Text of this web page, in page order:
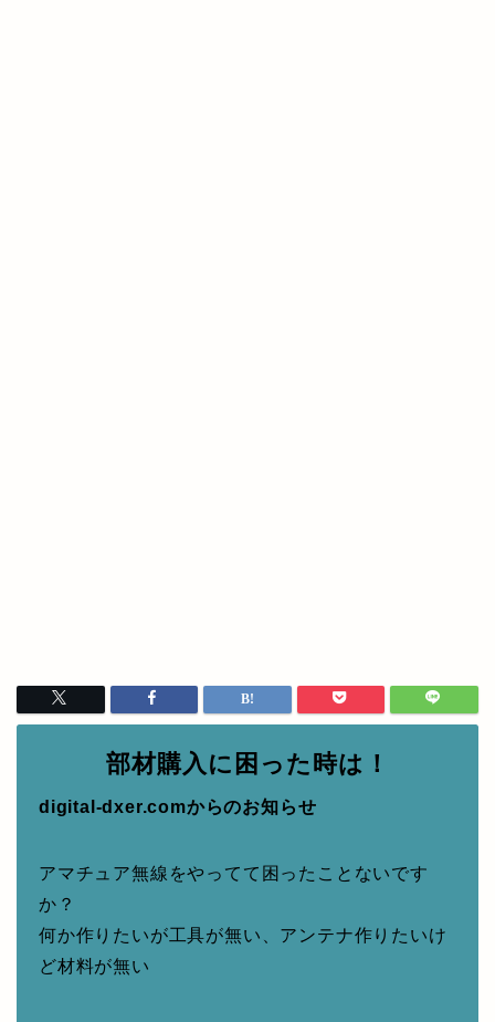
部材購入に困った時は！
digital-dxer.comからのお知らせ
アマチュア無線をやってて困ったことないです
か？
何か作りたいが工具が無い、アンテナ作りたいけ
ど材料が無い